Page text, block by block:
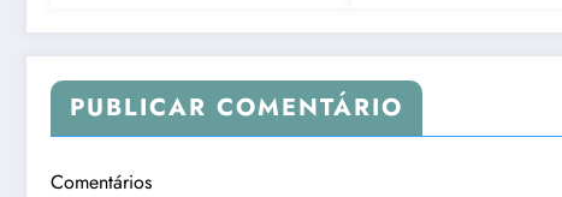
em Ladário
PUBLICAR COMENTÁRIO
Comentários